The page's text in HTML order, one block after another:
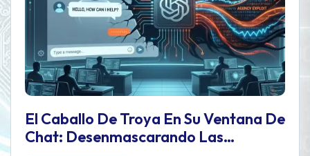
El Caballo De Troya En Su Ventana De
Chat: Desenmascarando Las